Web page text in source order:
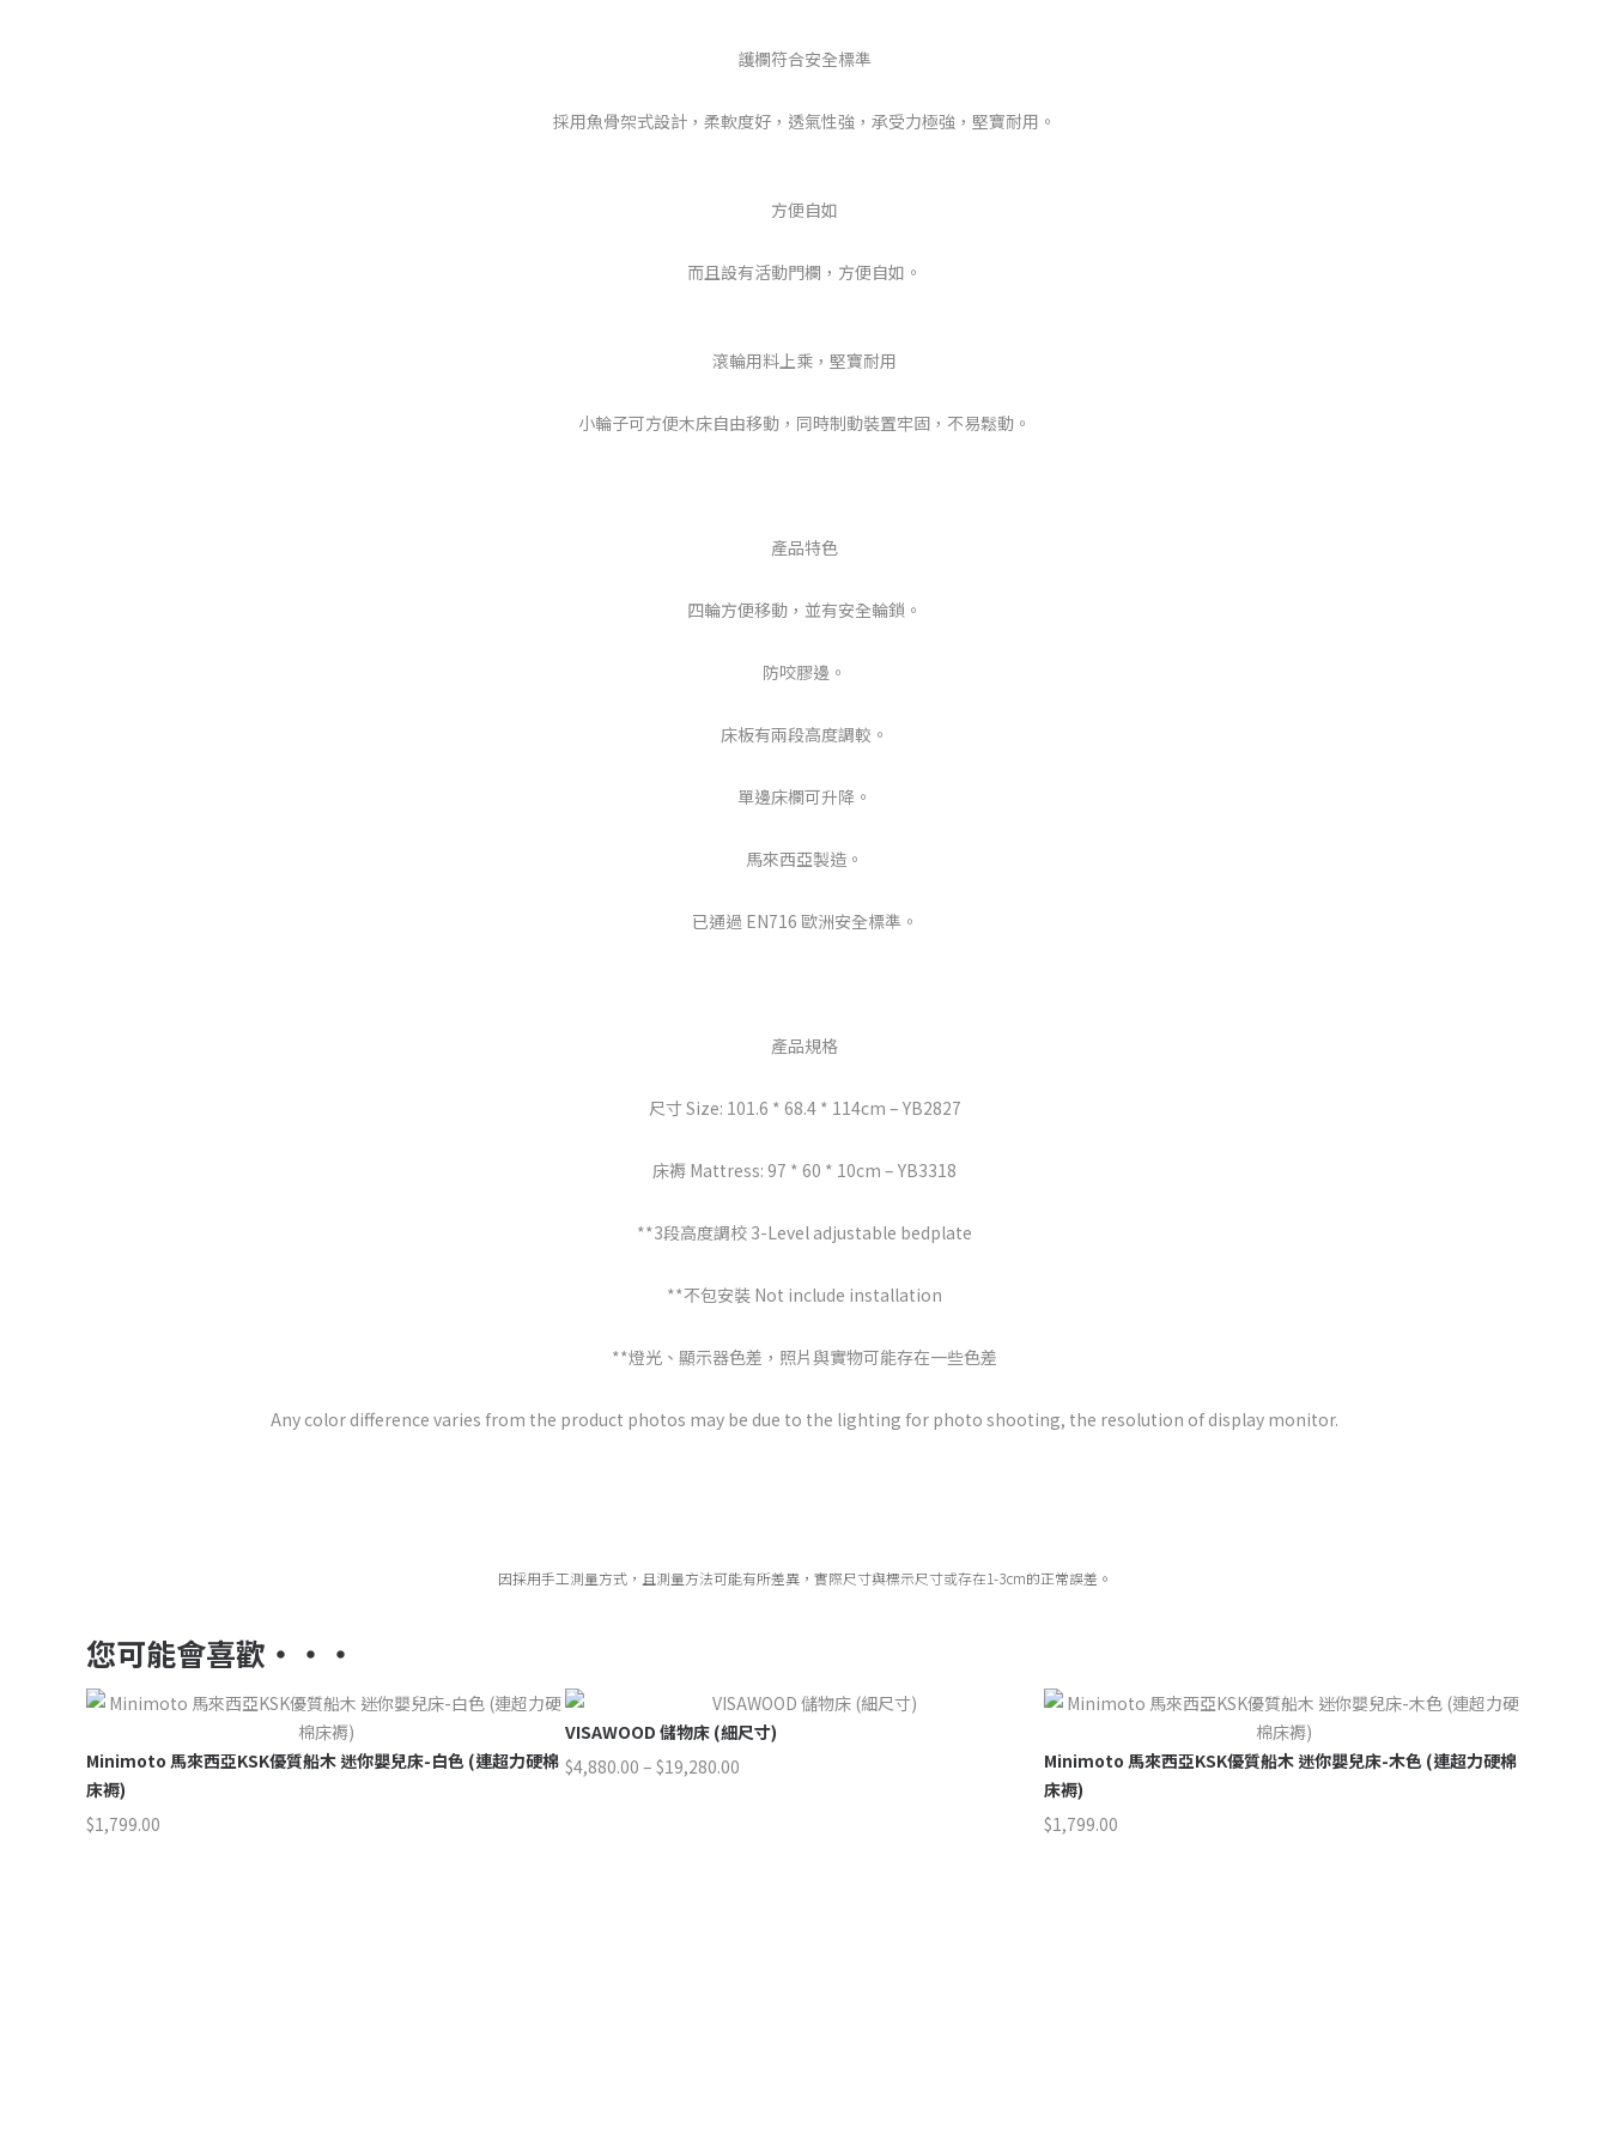
護欄符合安全標準
採用魚骨架式設計，柔軟度好，透氣性強，承受力極強，堅寶耐用。
方便自如
而且設有活動門欄，方便自如。
滾輪用料上乘，堅寶耐用
小輪子可方便木床自由移動，同時制動裝置牢固，不易鬆動。
產品特色
四輪方便移動，並有安全輪鎖。
防咬膠邊。
床板有兩段高度調較。
單邊床欄可升降。
馬來西亞製造。
已通過 EN716 歐洲安全標準。
產品規格
尺寸 Size: 101.6 * 68.4 * 114cm – YB2827
床褥 Mattress: 97 * 60 * 10cm – YB3318
**3段高度調校 3-Level adjustable bedplate
**不包安裝 Not include installation
**燈光、顯示器色差，照片與實物可能存在一些色差
Any color difference varies from the product photos may be due to the lighting for photo shooting, the resolution of display monitor.
因採用手工測量方式，且測量方法可能有所差異，實際尺寸與標示尺寸或存在1-3cm的正常誤差。
您可能會喜歡‧‧‧
Minimoto 馬來西亞KSK優質船木 迷你嬰兒床-白色 (連超力硬棉
床褥)
$1,799.00
VISAWOOD 儲物床 (細尺寸)
$4,880.00 – $19,280.00
Minimoto 馬來西亞KSK優質船木 迷你嬰兒床-木色 (連超力硬棉
床褥)
$1,799.00